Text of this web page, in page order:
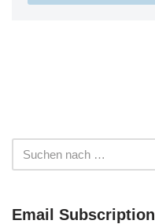
Email Subscription